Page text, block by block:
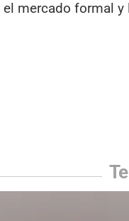
mercado formal